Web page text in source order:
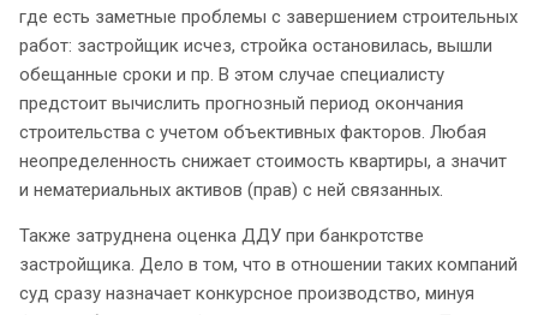
где есть заметные проблемы с завершением строительных
работ: застройщик исчез, стройка остановилась, вышли
обещанные сроки и пр. В этом случае специалисту
предстоит вычислить прогнозный период окончания
строительства с учетом объективных факторов. Любая
неопределенность снижает стоимость квартиры, а значит
и нематериальных активов (прав) с ней связанных.
Также затруднена оценка ДДУ при банкротстве
застройщика. Дело в том, что в отношении таких компаний
суд сразу назначает конкурсное производство, минуя